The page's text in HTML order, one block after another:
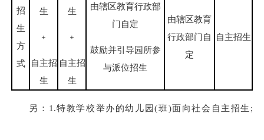
招
生
方
式
生
﹢
自主招
生
生
﹢
自主招
生
由辖区教育行政部
门自定
鼓励并引导园所参
与派位招生
由辖区教育
行政部门自
定
自主招生
另：1.特教学校举办的幼儿园(班)面向社会自主招生;